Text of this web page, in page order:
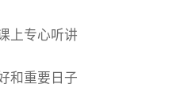
上专心听讲
和重要日子